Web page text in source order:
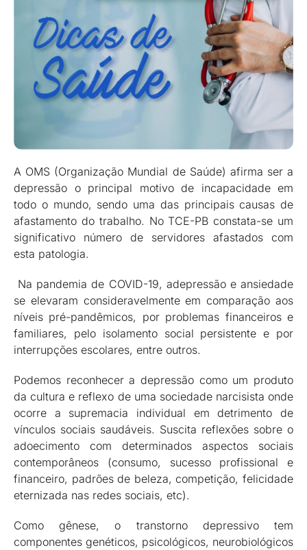
A OMS (Organização Mundial de Saúde) afirma ser a
depressão o principal motivo de incapacidade em
todo o mundo, sendo uma das principais causas de
afastamento do trabalho. No TCE-PB constata-se um
significativo número de servidores afastados com
esta patologia.
Na pandemia de COVID-19, adepressão e ansiedade
se elevaram consideravelmente em comparação aos
níveis pré-pandêmicos, por problemas financeiros e
familiares, pelo isolamento social persistente e por
interrupções escolares, entre outros.
Podemos reconhecer a depressão como um produto
da cultura e reflexo de uma sociedade narcisista onde
ocorre a supremacia individual em detrimento de
vínculos sociais saudáveis. Suscita reflexões sobre o
adoecimento com determinados aspectos sociais
contemporâneos (consumo, sucesso profissional e
financeiro, padrões de beleza, competição, felicidade
eternizada nas redes sociais, etc).
Como gênese, o transtorno depressivo tem
componentes genéticos, psicológicos, neurobiológicos